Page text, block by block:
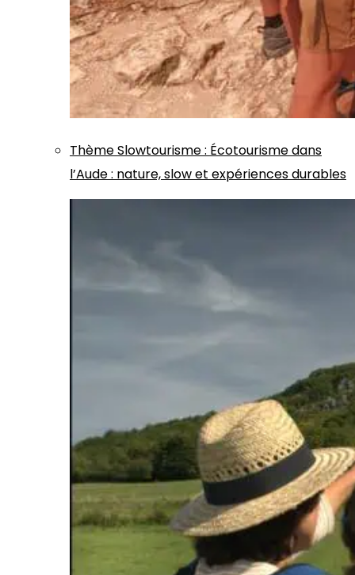
ThèmeSlowtourisme: Écotourisme dans
l’Aude : nature, slow et expériences durables